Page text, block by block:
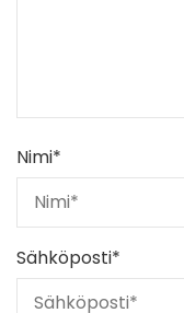
Nimi*
Sähköposti*